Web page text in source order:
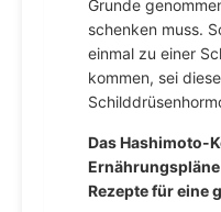
Grunde
schenken muss.
einmal zu einer
kommen, sei
Das Hashimoto-
Rezepte für eine